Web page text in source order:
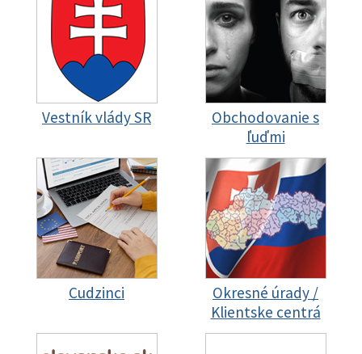
Vestník vlády SR
Obchodovanie s
ľuďmi
Cudzinci
Okresné úrady /
Klientske centrá